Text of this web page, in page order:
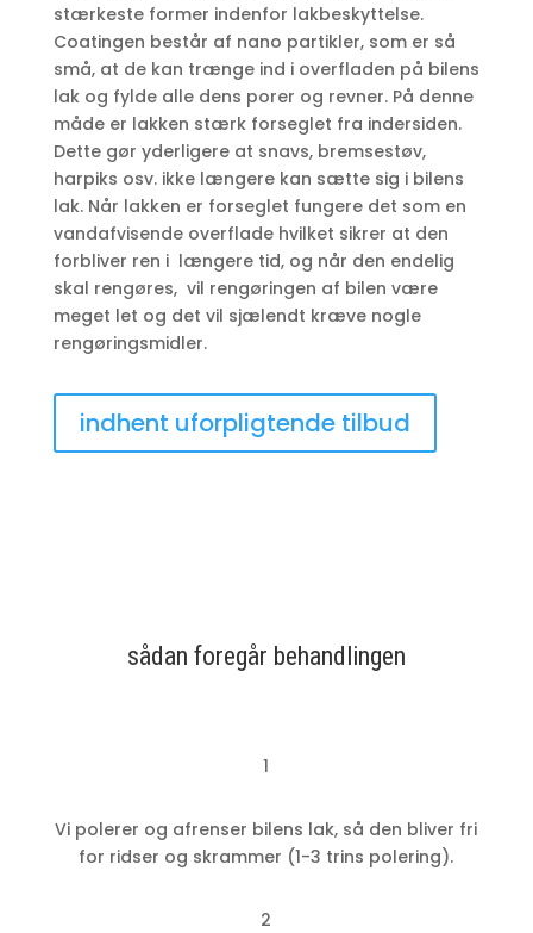
stærkeste former indenfor lakbeskyttelse.
Coatingen består af nano partikler, som er så
små, at de kan trænge ind i overfladen på bilens
lak og fylde alle dens porer og revner. På denne
måde er lakken stærk forseglet fra indersiden.
Dette gør yderligere at snavs, bremsestøv,
harpiks osv. ikke længere kan sætte sig i bilens
lak. Når lakken er forseglet fungere det som en
vandafvisende overflade hvilket sikrer at den
forbliver ren i længere tid, og når den endelig
skal rengøres, vil rengøringen af bilen være
meget let og det vil sjælendt kræve nogle
rengøringsmidler.
indhent uforpligtende tilbud
sådan foregår behandlingen
1
Vi polerer og afrenser bilens lak, så den bliver fri
for ridser og skrammer (1-3 trins polering).
2